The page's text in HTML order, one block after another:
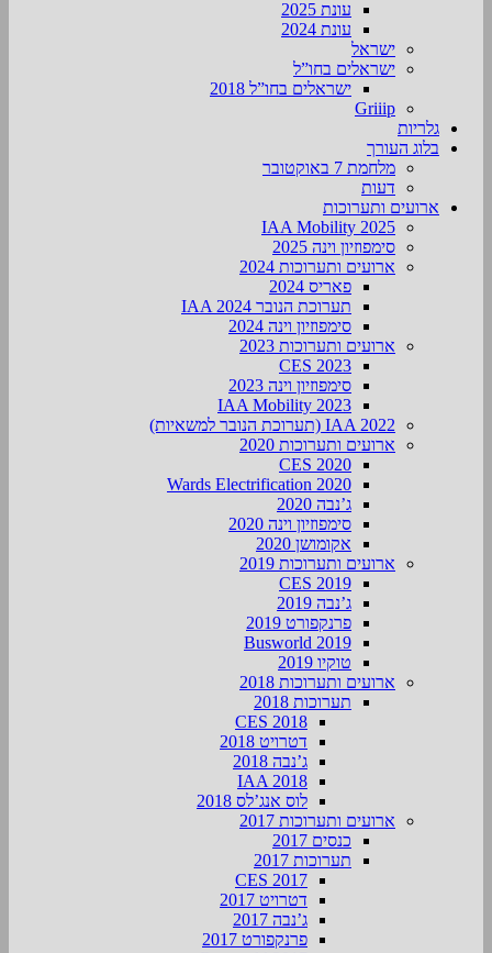
עונת 2025
עונת 2024
ישראל
ישראלים בחו”ל
ישראלים בחו”ל 2018
Griiip
גלריות
בלוג העורך
מלחמת 7 באוקטובר
דעות
ארועים ותערוכות
2025 IAA Mobility
סימפוזיון וינה 2025
ארועים ותערוכות 2024
פאריס 2024
תערוכת הנובר IAA 2024
סימפוזיון וינה 2024
ארועים ותערוכות 2023
CES 2023
סימפוזיון וינה 2023
IAA Mobility 2023
IAA 2022 (תערוכת הנובר למשאיות)
ארועים ותערוכות 2020
CES 2020
Wards Electrification 2020
ג’נבה 2020
סימפוזיון וינה 2020
אקומושן 2020
ארועים ותערוכות 2019
CES 2019
ג’נבה 2019
פרנקפורט 2019
Busworld 2019
טוקיו 2019
ארועים ותערוכות 2018
תערוכות 2018
CES 2018
דטרויט 2018
ג’נבה 2018
IAA 2018
לוס אנג’לס 2018
ארועים ותערוכות 2017
כנסים 2017
תערוכות 2017
CES 2017
דטרויט 2017
ג’נבה 2017
פרנקפורט 2017